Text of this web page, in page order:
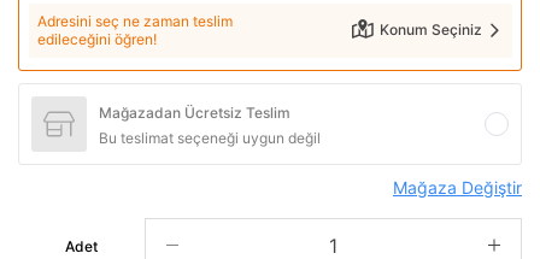
Adresini seç ne zaman teslim
edileceğini öğren!
Konum Seçiniz
Mağazadan Ücretsiz Teslim
Bu teslimat seçeneği uygun değil
Mağaza Değiştir
Adet